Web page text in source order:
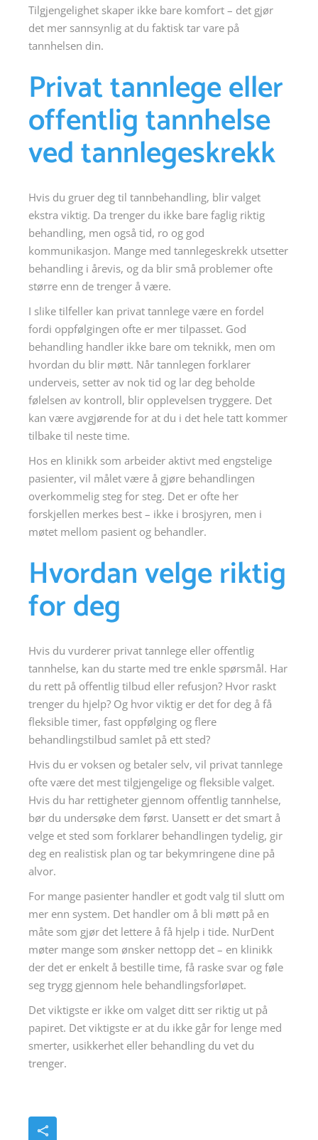
Tilgjengelighet skaper ikke bare komfort – det gjør
det mer sannsynlig at du faktisk tar vare på
tannhelsen din.
Privat tannlege eller
offentlig tannhelse
ved tannlegeskrekk
Hvis du gruer deg til tannbehandling, blir valget
ekstra viktig. Da trenger du ikke bare faglig riktig
behandling, men også tid, ro og god
kommunikasjon. Mange med tannlegeskrekk utsetter
behandling i årevis, og da blir små problemer ofte
større enn de trenger å være.
I slike tilfeller kan privat tannlege være en fordel
fordi oppfølgingen ofte er mer tilpasset. God
behandling handler ikke bare om teknikk, men om
hvordan du blir møtt. Når tannlegen forklarer
underveis, setter av nok tid og lar deg beholde
følelsen av kontroll, blir opplevelsen tryggere. Det
kan være avgjørende for at du i det hele tatt kommer
tilbake til neste time.
Hos en klinikk som arbeider aktivt med engstelige
pasienter, vil målet være å gjøre behandlingen
overkommelig steg for steg. Det er ofte her
forskjellen merkes best – ikke i brosjyren, men i
møtet mellom pasient og behandler.
Hvordan velge riktig
for deg
Hvis du vurderer privat tannlege eller offentlig
tannhelse, kan du starte med tre enkle spørsmål. Har
du rett på offentlig tilbud eller refusjon? Hvor raskt
trenger du hjelp? Og hvor viktig er det for deg å få
fleksible timer, fast oppfølging og flere
behandlingstilbud samlet på ett sted?
Hvis du er voksen og betaler selv, vil privat tannlege
ofte være det mest tilgjengelige og fleksible valget.
Hvis du har rettigheter gjennom offentlig tannhelse,
bør du undersøke dem først. Uansett er det smart å
velge et sted som forklarer behandlingen tydelig, gir
deg en realistisk plan og tar bekymringene dine på
alvor.
For mange pasienter handler et godt valg til slutt om
mer enn system. Det handler om å bli møtt på en
måte som gjør det lettere å få hjelp i tide. NurDent
møter mange som ønsker nettopp det – en klinikk
der det er enkelt å bestille time, få raske svar og føle
seg trygg gjennom hele behandlingsforløpet.
Det viktigste er ikke om valget ditt ser riktig ut på
papiret. Det viktigste er at du ikke går for lenge med
smerter, usikkerhet eller behandling du vet du
trenger.